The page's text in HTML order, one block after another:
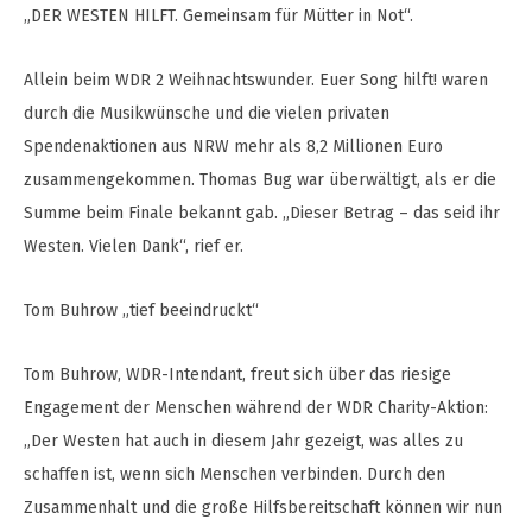
„DER WESTEN HILFT. Gemeinsam für Mütter in Not“.
Allein beim WDR 2 Weihnachtswunder. Euer Song hilft! waren
durch die Musikwünsche und die vielen privaten
Spendenaktionen aus NRW mehr als 8,2 Millionen Euro
zusammengekommen. Thomas Bug war überwältigt, als er die
Summe beim Finale bekannt gab. „Dieser Betrag – das seid ihr
Westen. Vielen Dank“, rief er.
Tom Buhrow „tief beeindruckt“
Tom Buhrow, WDR-Intendant, freut sich über das riesige
Engagement der Menschen während der WDR Charity-Aktion:
„Der Westen hat auch in diesem Jahr gezeigt, was alles zu
schaffen ist, wenn sich Menschen verbinden. Durch den
Zusammenhalt und die große Hilfsbereitschaft können wir nun